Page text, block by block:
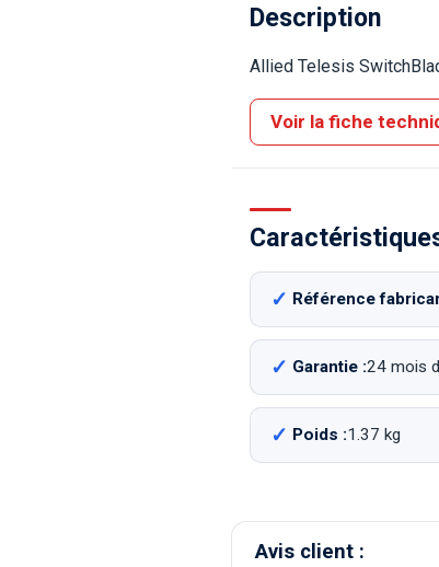
Description
Allied Telesis
Voir la fiche
Référence
Garantie :24 mois
Poids :1.37 kg
Avis client :